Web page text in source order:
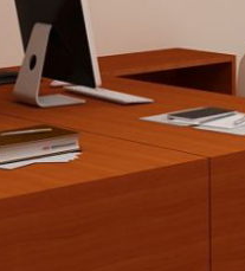
Медицински факултет
Факултет по дентална медицина
Фармацевтичен факултет
Факултет по обществено здраве
Филиал „Проф. д-р Ив. Митев” –
Враца
Медицински колеж – София
Научно-изследователски институт